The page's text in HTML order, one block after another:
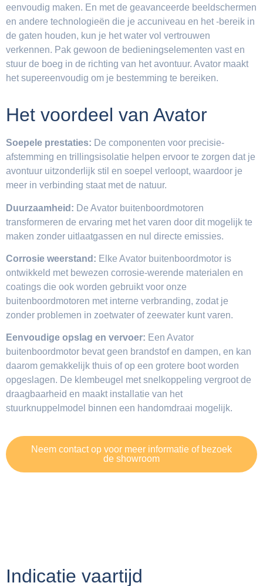
eenvoudig maken. En met de geavanceerde beeldschermen
en andere technologieën die je accuniveau en het -bereik in
de gaten houden, kun je het water vol vertrouwen
verkennen. Pak gewoon de bedieningselementen vast en
stuur de boeg in de richting van het avontuur. Avator maakt
het supereenvoudig om je bestemming te bereiken.
Het voordeel van Avator
Soepele prestaties: De componenten voor precisie-
afstemming en trillingsisolatie helpen ervoor te zorgen dat je
avontuur uitzonderlijk stil en soepel verloopt, waardoor je
meer in verbinding staat met de natuur.
Duurzaamheid: De Avator buitenboordmotoren
transformeren de ervaring met het varen door dit mogelijk te
maken zonder uitlaatgassen en nul directe emissies.
Corrosie weerstand: Elke Avator buitenboordmotor is
ontwikkeld met bewezen corrosie-werende materialen en
coatings die ook worden gebruikt voor onze
buitenboordmotoren met interne verbranding, zodat je
zonder problemen in zoetwater of zeewater kunt varen.
Eenvoudige opslag en vervoer: Een Avator
buitenboordmotor bevat geen brandstof en dampen, en kan
daarom gemakkelijk thuis of op een grotere boot worden
opgeslagen. De klembeugel met snelkoppeling vergroot de
draagbaarheid en maakt installatie van het
stuurknuppelmodel binnen een handomdraai mogelijk.
Neem contact op voor meer informatie of bezoek
de showroom​
Indicatie vaartijd